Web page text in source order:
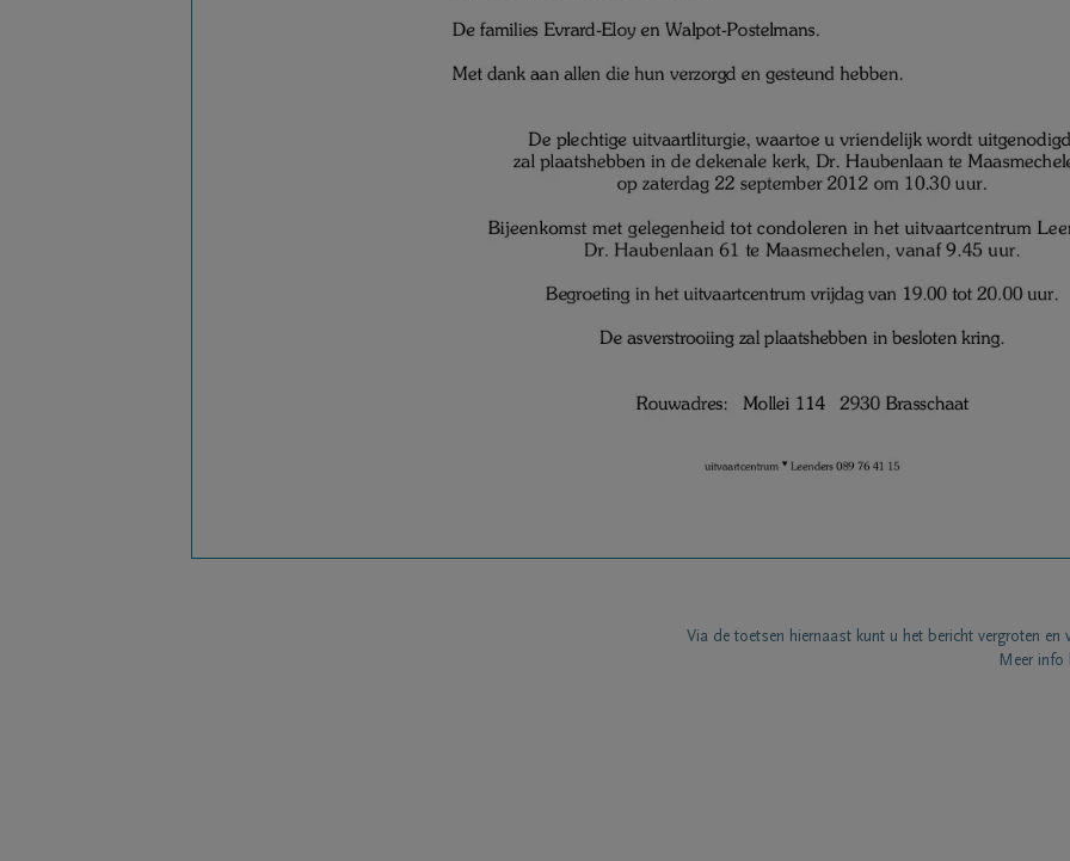
Via de toetsen hiernaast kunt u het bericht vergroten en
Meer info